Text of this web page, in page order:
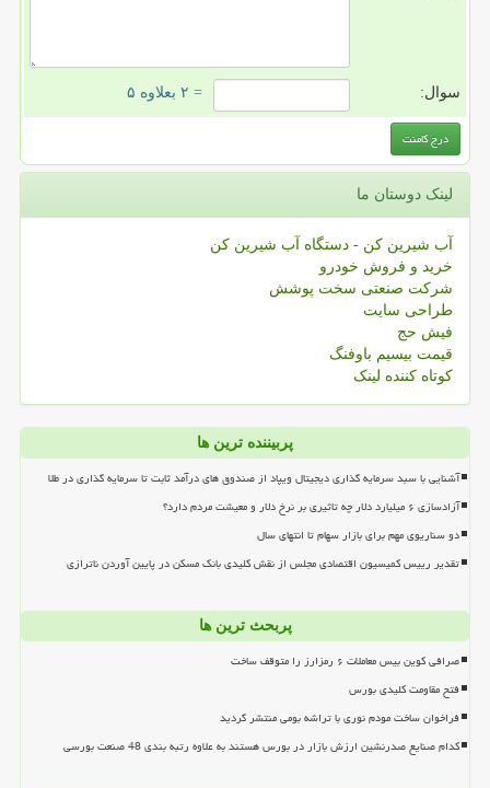
سوال: = ۲ بعلاوه ۵
لینک دوستان ما
آب شیرین کن - دستگاه آب شیرین کن
خرید و فروش خودرو
شرکت صنعتی سخت پوشش
طراحی سایت
فیش حج
قیمت بیسیم باوفنگ
کوتاه کننده لینک
پربیننده ترین ها
آشنایی با سبد سرمایه گذاری دیجیتال ویپاد از صندوق های درآمد ثابت تا سرمایه گذاری در طلا
آزادسازی ۶ میلیارد دلار چه تاثیری بر نرخ دلار و معیشت مردم دارد؟
دو سناریوی مهم برای بازار سهام تا انتهای سال
تقدیر رییس کمیسیون اقتصادی مجلس از نقش کلیدی بانک مسکن در پایین آوردن ناترازی
پربحث ترین ها
صرافی کوین بیس معاملات ۶ رمزارز را متوقف ساخت
فتح مقاومت کلیدی بورس
فراخوان ساخت مودم نوری با تراشه بومی منتشر گردید
کدام صنایع صدرنشین ارزش بازار در بورس هستند به علاوه رتبه بندی 48 صنعت بورسی